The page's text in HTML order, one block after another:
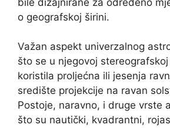
o geografskoj širini.
Važan aspekt univerzalnog
što se u njegovoj
koristila proljećna ili jesenja
središte projekcije na ravan
Postoje, naravno, i druge vrste
što su nautički, kvadrantni,